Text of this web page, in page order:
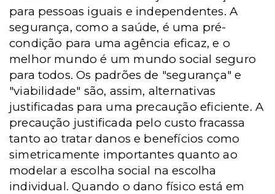
para pessoas iguais e independentes. A
segurança, como a saúde, é uma pré-
condição para uma agência eficaz, e o
melhor mundo é um mundo social seguro
para todos. Os padrões de "segurança" e
"viabilidade" são, assim, alternativas
justificadas para uma precaução eficiente. A
precaução justificada pelo custo fracassa
tanto ao tratar danos e benefícios como
simetricamente importantes quanto ao
modelar a escolha social na escolha
individual. Quando o dano físico está em